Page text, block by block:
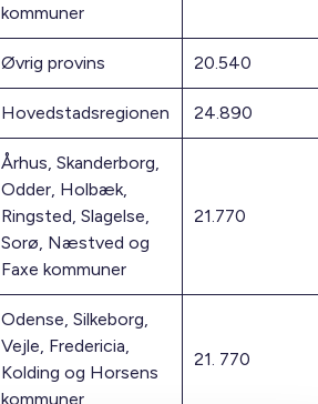
kommuner
Øvrig provins 20.540
Hovedstadsregionen 24.890
Århus, Skanderborg,
Odder, Holbæk,
Ringsted, Slagelse,
Sorø, Næstved og
Faxe kommuner
21.770
Odense, Silkeborg,
Vejle, Fredericia,
Kolding og Horsens
kommuner
21. 770